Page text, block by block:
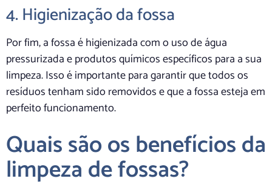
4. Higienização da fossa
Por fim, a fossa é higienizada com o uso de água
pressurizada e produtos químicos específicos para a sua
limpeza. Isso é importante para garantir que todos os
resíduos tenham sido removidos e que a fossa esteja em
perfeito funcionamento.
Quais são os benefícios da
limpeza de fossas?